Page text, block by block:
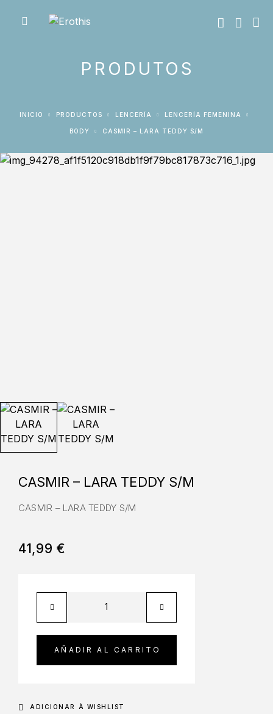
PRODUTOS
INICIO PRODUCTOS LENCERÍA LENCERÍA FEMENINA
BODY CASMIR – LARA TEDDY S/M
CASMIR – LARA TEDDY S/M
CASMIR – LARA TEDDY S/M
41,99 €
AÑADIR AL CARRITO
ADICIONAR À WISHLIST